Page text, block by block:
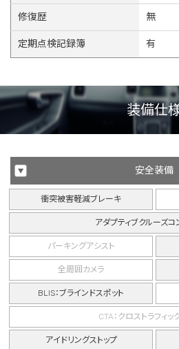
修復歴 無
定期点検記録簿 有
装備仕
安全装備
衝突被害軽減ブレーキ
アダプティブクルーズコ
パーキングアシスト
全周囲カメラ
BLIS：ブラインドスポット
CTA：クロストラフィッ
アイドリングストップ